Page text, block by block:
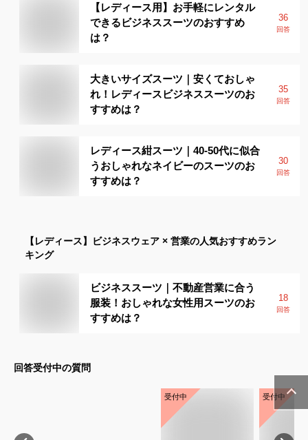
【レディース用】お手軽にレンタル
できるビジネススーツのおすすめ
は？
36
回答
大きいサイズスーツ｜安くておしゃ
れ！レディースビジネススーツのお
すすめは？
35
回答
レディース紺スーツ｜40-50代に似合
うおしゃれなネイビーのスーツのお
すすめは？
30
回答
【レディース】 ビジネスウェア × 営業の人気おすすめラン
キング
ビジネススーツ｜不動産営業に合う
服装！おしゃれな女性用スーツのお
すすめは？
18
回答
回答受付中の質問
受付中 受付中